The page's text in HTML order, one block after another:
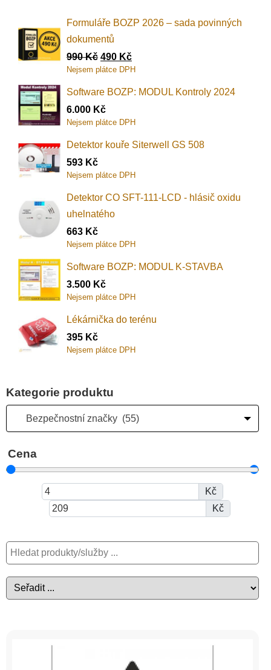
Formuláře BOZP 2026 – sada povinných
dokumentů
990Kč 490 Kč
Nejsem plátce DPH
Software BOZP: MODUL Kontroly 2024
6.000 Kč
Nejsem plátce DPH
Detektor kouře Siterwell GS 508
593 Kč
Nejsem plátce DPH
Detektor CO SFT-111-LCD - hlásič oxidu
uhelnatého
663 Kč
Nejsem plátce DPH
Software BOZP: MODUL K-STAVBA
3.500 Kč
Nejsem plátce DPH
Lékárnička do terénu
395 Kč
Nejsem plátce DPH
Kategorie produktu
Bezpečnostní značky (55)
Cena
Kč
Kč